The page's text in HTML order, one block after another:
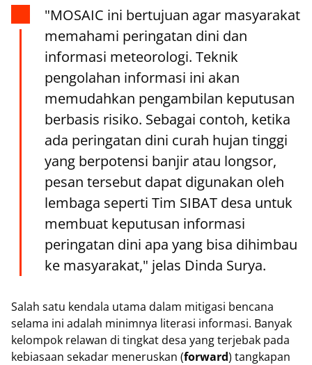
"MOSAIC ini bertujuan agar masyarakat
memahami peringatan dini dan
informasi meteorologi. Teknik
pengolahan informasi ini akan
memudahkan pengambilan keputusan
berbasis risiko. Sebagai contoh, ketika
ada peringatan dini curah hujan tinggi
yang berpotensi banjir atau longsor,
pesan tersebut dapat digunakan oleh
lembaga seperti Tim SIBAT desa untuk
membuat keputusan informasi
peringatan dini apa yang bisa dihimbau
ke masyarakat," jelas Dinda Surya.
Salah satu kendala utama dalam mitigasi bencana
selama ini adalah minimnya literasi informasi. Banyak
kelompok relawan di tingkat desa yang terjebak pada
kebiasaan sekadar meneruskan (forward) tangkapan